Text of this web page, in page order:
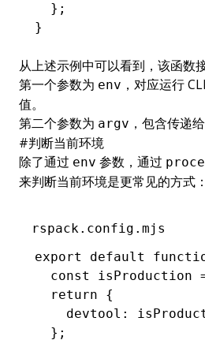
  };
}
从上述示例中可以看到，该函数
第一个参数为 env ，对应运行
值。
第二个参数为 argv ，包含传递
#判断当前环境
除了通过 env 参数，通过
来判断当前环境是更常见的方式：
rspack.config.mjs
export
default
  const
isProduction
  return
{
    devtool
:
  };